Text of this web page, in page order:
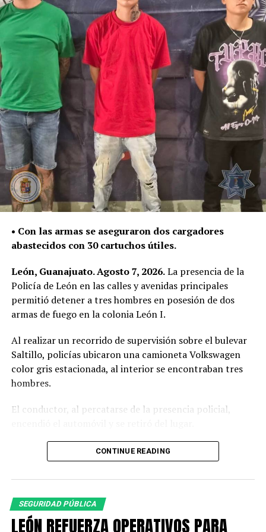
Las sustancias y el detenido quedaron a disposición de la
Fiscalía General del Estado, autoridad encargada de dar
seguimiento a las investigaciones y determinar su
situación jurídica.
De enero a julio de este año, la Policía de León ha
asegurado 187 mil 534 dosis de distintas sustancias,
como parte del trabajo para contener su posesión,
distribución y presunta venta.
La Secretaría de Seguridad, Prevención y Protección
Ciudadana continuará con la atención de reportes y la
intervención policial para retirar estas sustancias de las
calles y evitar que lleguen a niñas, niños y jóvenes.
• Con las armas se aseguraron dos cargadores
abastecidos con 30 cartuchos útiles.
León, Guanajuato. Agosto 7, 2026.La presencia de la
Policía de León en las calles y avenidas principales
permitió detener a tres hombres en posesión de dos
armas de fuego en la colonia León I.
Al realizar un recorrido de supervisión sobre el bulevar
Saltillo, policías ubicaron una camioneta Volkswagen
color gris estacionada, al interior se encontraban tres
hombres.
El conductor, al percatarse de la presencia policial,
Al circular cerca del vehículo, los oficiales observaron a
simple vista botellas de cerveza, por lo que le indicaron
detener la marcha ante una posible falta administrativa;
Los policías dieron seguimiento a la camioneta hasta
CONTINUE READING
SEGURIDAD PÚBLICA
LEÓN REFUERZA OPERATIVOS PARA